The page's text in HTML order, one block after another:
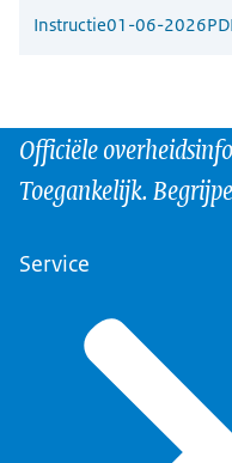
Instructie01-06-2026
Officiële
Toegankelijk.
Service